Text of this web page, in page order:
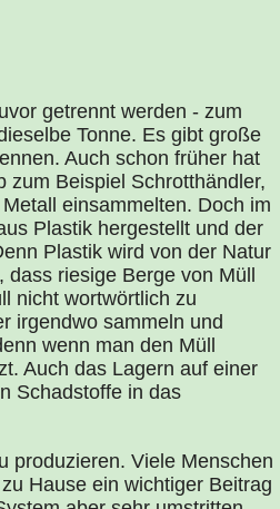
getrennt werden - zum
Tonne. Es gibt große
Auch schon früher hat
zum Beispiel Schrotthändler,
einsammelten. Doch im
Plastik hergestellt und der
Plastik wird von der Natur
riesige Berge von Müll
nicht wortwörtlich zu
irgendwo sammeln und
wenn man den Müll
Auch das Lagern auf einer
Schadstoffe in das
produzieren. Viele Menschen
Hause ein wichtiger Beitrag